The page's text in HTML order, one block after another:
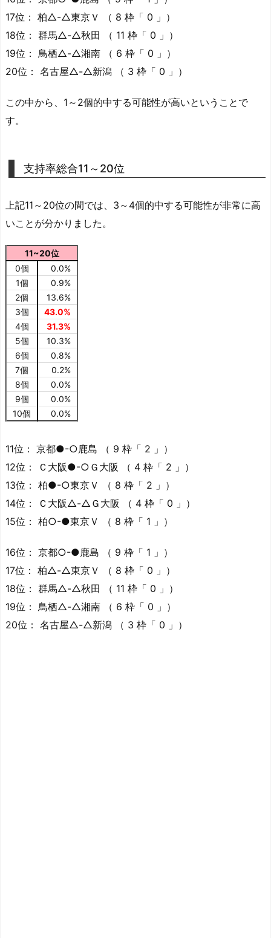
17位： 柏△-△東京Ｖ （ 8 枠「 0 」）
18位： 群馬△-△秋田 （ 11 枠「 0 」）
19位： 鳥栖△-△湘南 （ 6 枠「 0 」）
20位： 名古屋△-△新潟 （ 3 枠「 0 」）
この中から、1～2個的中する可能性が高いということで
す。
支持率総合11～20位
上記11～20位の間では、3～4個的中する可能性が非常に高
いことが分かりました。
11~20位
0個
0.0%
1個
0.9%
2個
13.6%
3個
43.0%
4個
31.3%
5個
10.3%
6個
0.8%
7個
0.2%
8個
0.0%
9個
0.0%
10個
0.0%
11位： 京都●-○鹿島 （ 9 枠「 2 」）
12位： Ｃ大阪●-○Ｇ大阪 （ 4 枠「 2 」）
13位： 柏●-○東京Ｖ （ 8 枠「 2 」）
14位： Ｃ大阪△-△Ｇ大阪 （ 4 枠「 0 」）
15位： 柏○-●東京Ｖ （ 8 枠「 1 」）
16位： 京都○-●鹿島 （ 9 枠「 1 」）
17位： 柏△-△東京Ｖ （ 8 枠「 0 」）
18位： 群馬△-△秋田 （ 11 枠「 0 」）
19位： 鳥栖△-△湘南 （ 6 枠「 0 」）
20位： 名古屋△-△新潟 （ 3 枠「 0 」）